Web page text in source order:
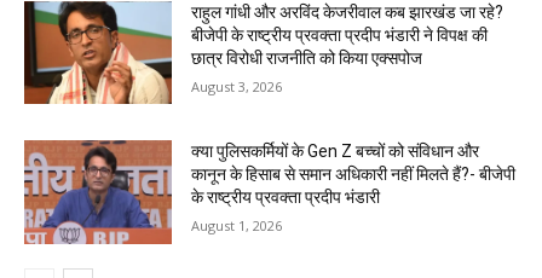
राहुल गांधी और अरविंद केजरीवाल कब झारखंड जा रहे?
बीजेपी के राष्ट्रीय प्रवक्ता प्रदीप भंडारी ने विपक्ष की
छात्र विरोधी राजनीति को किया एक्सपोज
August 3, 2026
क्या पुलिसकर्मियों के Gen Z बच्चों को संविधान और
कानून के हिसाब से समान अधिकारी नहीं मिलते हैं?- बीजेपी
के राष्ट्रीय प्रवक्ता प्रदीप भंडारी
August 1, 2026